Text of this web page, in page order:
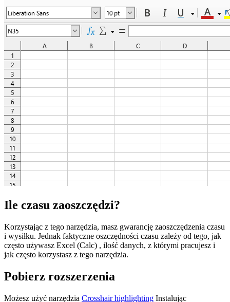
Ile czasu zaoszczędzi?
Korzystając z tego narzędzia, masz gwarancję zaoszczędzenia czasu
i wysiłku. Jednak faktyczne oszczędności czasu zależy od tego, jak
często używasz Excel (Calc) , ilość danych, z którymi pracujesz i
jak często korzystasz z tego narzędzia.
Pobierz rozszerzenia
Możesz użyć narzędzia Crosshair highlighting Instalując